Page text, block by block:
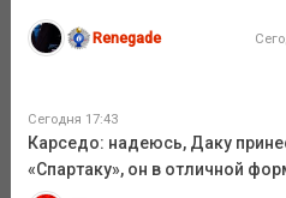
Renegade
Сегодня 17:43
Карседо: надеюсь, Даку
«Спартаку», он в отличной